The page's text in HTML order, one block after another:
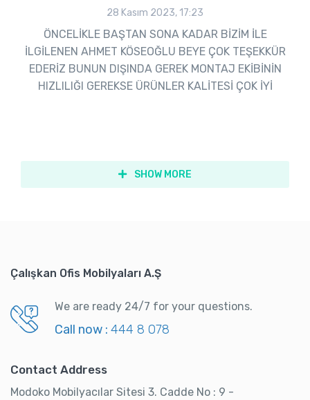
28 Kasım 2023, 17:23
ÖNCELİKLE BAŞTAN SONA KADAR BİZİM İLE
İLGİLENEN AHMET KÖSEOĞLU BEYE ÇOK TEŞEKKÜR
EDERİZ BUNUN DIŞINDA GEREK MONTAJ EKİBİNİN
HIZLILIĞI GEREKSE ÜRÜNLER KALİTESİ ÇOK İYİ
SHOW MORE
Çalışkan Ofis Mobilyaları A.Ş
We are ready 24/7 for your questions.
Call now : 444 8 078
Contact Address
Modoko Mobilyacılar Sitesi 3. Cadde No : 9 -